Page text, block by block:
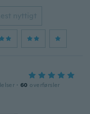
nyttigt
· 60 overførsler